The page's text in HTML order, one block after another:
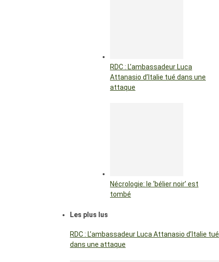
RDC : L’ambassadeur Luca
Attanasio d’Italie tué dans une
attaque
Nécrologie: le ‘bélier noir’ est
tombé
Les plus lus
RDC : L’ambassadeur Luca Attanasio d’Italie tué
dans une attaque